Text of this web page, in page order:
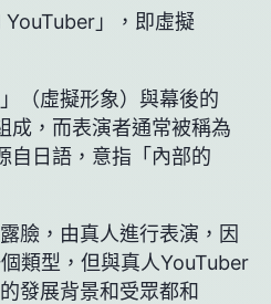
」，即虛擬
（虛擬形象）與幕後的
成，而表演者通常被稱為
自日語，意指「內部的
臉，由真人進行表演，因
類型，但與真人YouTuber
發展背景和受眾都和